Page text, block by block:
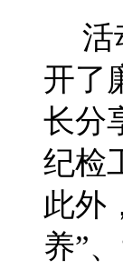
活
开了
长分
纪检
此外
养”